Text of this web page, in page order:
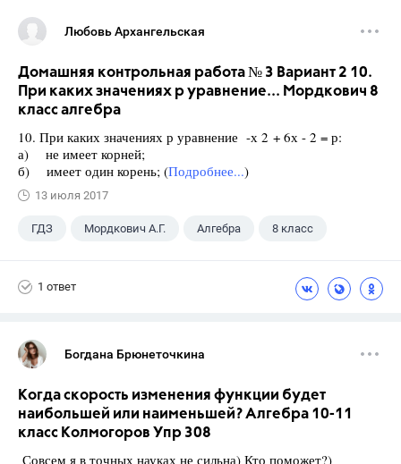
Любовь Архангельская
Домашняя контрольная работа № 3 Вариант 2 10.
При каких значениях р уравнение... Мордкович 8
класс алгебра
10. При каких значениях р уравнение -х 2 + 6х - 2 = р:
а) не имеет корней;
б) имеет один корень; (Подробнее...)
13 июля 2017
ГДЗ Мордкович А.Г. Алгебра 8 класс
1 ответ
Богдана Брюнеточкина
Когда скорость изменения функции будет
наибольшей или наименьшей? Алгебра 10-11
класс Колмогоров Упр 308
Совсем я в точных науках не сильна) Кто поможет?)